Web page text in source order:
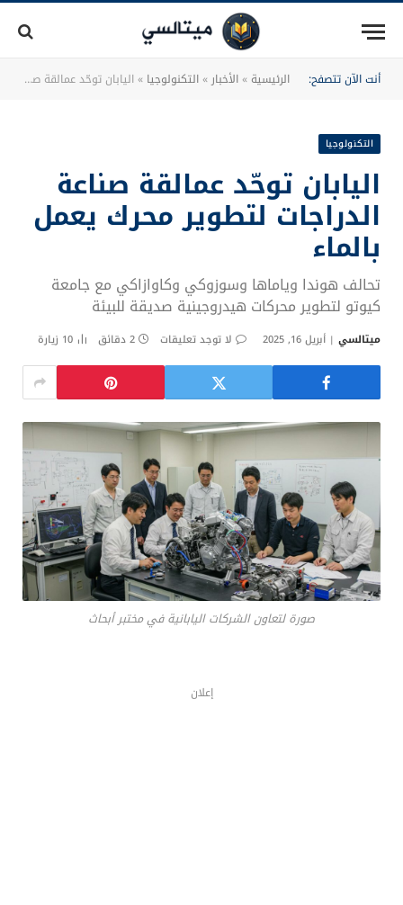
أنت الآن تتصفح: الرئيسية»الأخبار »التكنولوجيا »اليابان توحّد عمالقة صناعة الدراجات لتطوير محرك يعمل بالماء
التكنولوجيا
اليابان توحّد عمالقة صناعة
الدراجات لتطوير محرك يعمل
بالماء
تحالف هوندا وياماها وسوزوكي وكاوازاكي مع جامعة
كيوتو لتطوير محركات هيدروجينية صديقة للبيئة
ميتالسي أبريل 16, 2025 لا توجد تعليقات 2 دقائق 10 زيارة
صورة لتعاون الشركات اليابانية في مختبر أبحاث
إعلان